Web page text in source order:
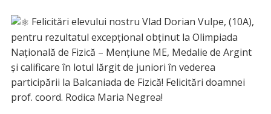
Felicitări elevului nostru Vlad Dorian Vulpe, (10A),
pentru rezultatul excepțional obținut la Olimpiada
Națională de Fizică – Mențiune ME, Medalie de Argint
și calificare în lotul lărgit de juniori în vederea
participării la Balcaniada de Fizică! Felicitări doamnei
prof. coord. Rodica Maria Negrea!